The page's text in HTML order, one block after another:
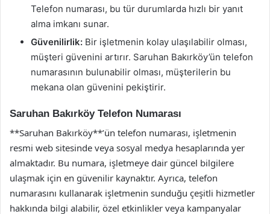
Telefon numarası, bu tür durumlarda hızlı bir yanıt
alma imkanı sunar.
Güvenilirlik: Bir işletmenin kolay ulaşılabilir olması,
müşteri güvenini artırır. Saruhan Bakırköy’ün telefon
numarasının bulunabilir olması, müşterilerin bu
mekana olan güvenini pekiştirir.
Saruhan Bakırköy Telefon Numarası
**Saruhan Bakırköy**’ün telefon numarası, işletmenin
resmi web sitesinde veya sosyal medya hesaplarında yer
almaktadır. Bu numara, işletmeye dair güncel bilgilere
ulaşmak için en güvenilir kaynaktır. Ayrıca, telefon
numarasını kullanarak işletmenin sunduğu çeşitli hizmetler
hakkında bilgi alabilir, özel etkinlikler veya kampanyalar